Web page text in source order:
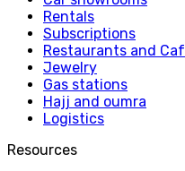
Rentals
Subscriptions
Restaurants and
Jewelry
Gas stations
Hajj and oumra
Logistics
Resources